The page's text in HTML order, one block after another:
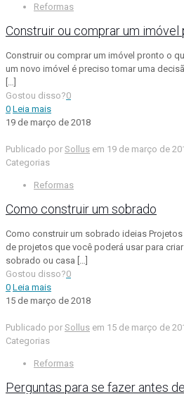
Reformas
Construir ou comprar um imóvel
Construir ou comprar um imóvel pronto o
um novo imóvel é preciso tomar uma
Gostou disso?0
0 Leia mais
19 de março de 2018
Publicado por Sollus em 19 de março de
Categorias
Reformas
Como construir um sobrado
Como construir um sobrado ideias
de projetos que você poderá usar para
sobrado ou casa […]
Gostou disso?0
0 Leia mais
15 de março de 2018
Publicado por Sollus em 15 de março de
Categorias
Reformas
Perguntas para se fazer antes